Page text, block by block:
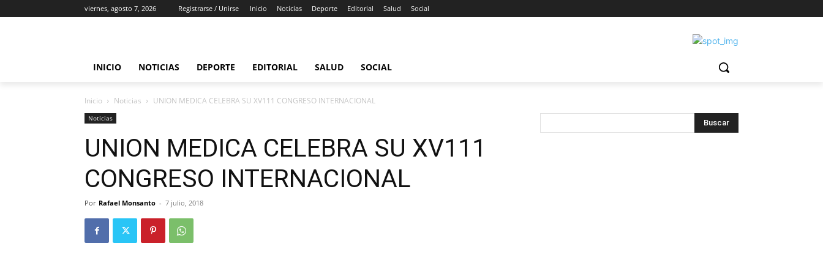
viernes, agosto 7, 2026 Registrarse / Unirse Inicio Noticias Deporte Editorial Salud Social
INICIO NOTICIAS DEPORTE EDITORIAL SALUD SOCIAL
Inicio Noticias UNION MEDICA CELEBRA SU XV111 CONGRESO INTERNACIONAL
Noticias
UNION MEDICA CELEBRA SU XV111
CONGRESO INTERNACIONAL
Por Rafael Monsanto - 7 julio, 2018